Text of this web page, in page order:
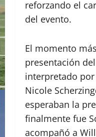
reforzando el
del evento.
El momento
presentación
interpretado
Nicole
esperaban la
finalmente fue
acompañó a